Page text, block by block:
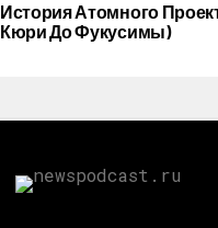
История Атомного
Кюри До Фукусимы)